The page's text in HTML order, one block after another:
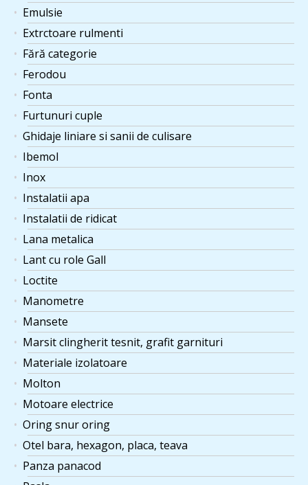
Emulsie
Extrctoare rulmenti
Fără categorie
Ferodou
Fonta
Furtunuri cuple
Ghidaje liniare si sanii de culisare
Ibemol
Inox
Instalatii apa
Instalatii de ridicat
Lana metalica
Lant cu role Gall
Loctite
Manometre
Mansete
Marsit clingherit tesnit, grafit garnituri
Materiale izolatoare
Molton
Motoare electrice
Oring snur oring
Otel bara, hexagon, placa, teava
Panza panacod